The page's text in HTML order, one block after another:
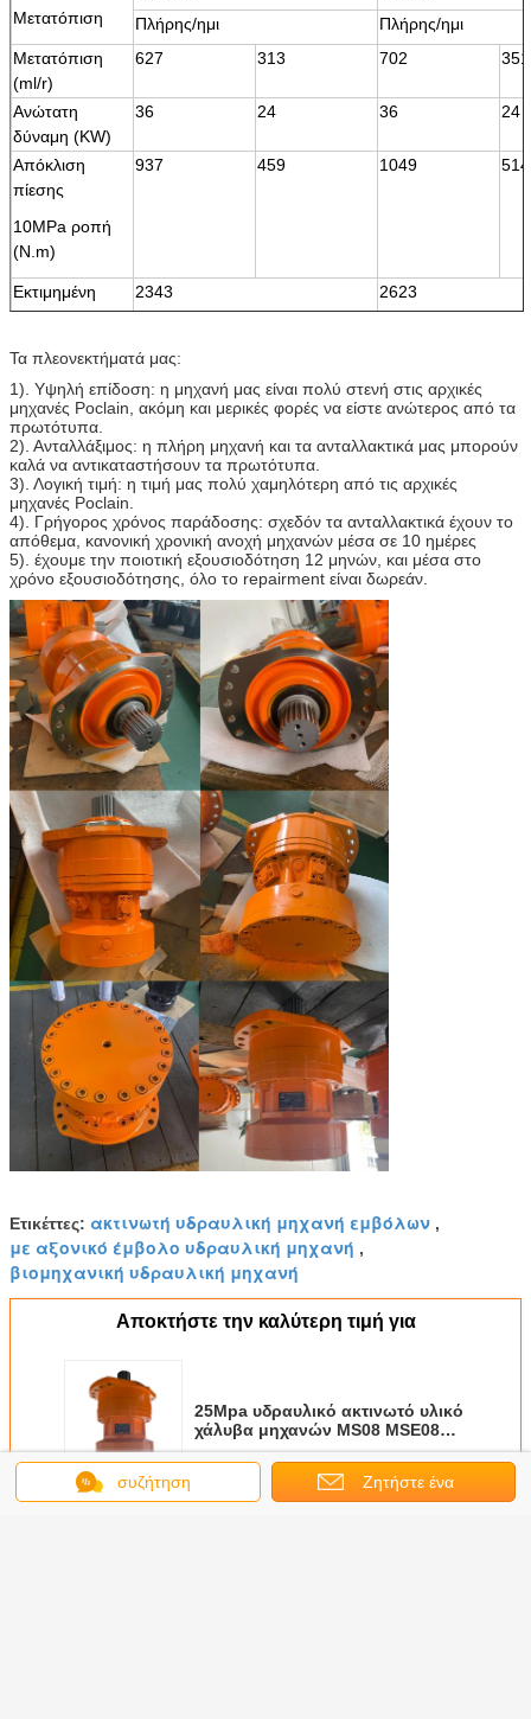
Μετατόπιση
Πλήρης/ημι
Πλήρης/ημι
Μετατόπιση
(ml/r)
627 313 702 351
Ανώτατη
δύναμη (KW)
36 24 36 24
Απόκλιση
πίεσης
10MPa ροπή
(N.m)
937 459 1049 514
Εκτιμημένη
ροπή (N.m)
2343 2623
πίεση (MPA)
Ανώτατη πίεση
(MPA)
40 40
Εκτιμημένη
ταχύτητα
(r/min)
70 70
Σειρά
ταχύτητας
(r/min)
0-170 0-170
Τα πλεονεκτήματά μας:
1). Υψηλή επίδοση: η μηχανή μας είναι πολύ στενή στις αρχικές
μηχανές Poclain, ακόμη και μερικές φορές να είστε ανώτερος από τα
πρωτότυπα.
2). Ανταλλάξιμος: η πλήρη μηχανή και τα ανταλλακτικά μας μπορούν
καλά να αντικαταστήσουν τα πρωτότυπα.
3). Λογική τιμή: η τιμή μας πολύ χαμηλότερη από τις αρχικές
μηχανές Poclain.
4). Γρήγορος χρόνος παράδοσης: σχεδόν τα ανταλλακτικά έχουν το
απόθεμα, κανονική χρονική ανοχή μηχανών μέσα σε 10 ημέρες
5). έχουμε την ποιοτική εξουσιοδότηση 12 μηνών, και μέσα στο
χρόνο εξουσιοδότησης, όλο το repairment είναι δωρεάν.
Ετικέττες: ακτινωτή υδραυλική μηχανή εμβόλων ,
με αξονικό έμβολο υδραυλική μηχανή ,
βιομηχανική υδραυλική μηχανή
Αποκτήστε την καλύτερη τιμή για
25Mpa υδραυλικό ακτινωτό υλικό
χάλυβα μηχανών MS08 MSE08
εμβόλων
Να συνεχίσει
συζήτηση Ζητήστε ένα